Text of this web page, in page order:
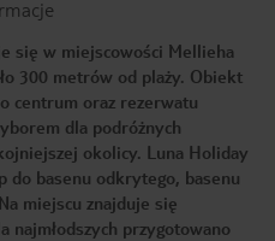
się w miejscowości Mellieha
300 metrów od plaży. Obiekt
centrum oraz rezerwatu
dla podróżnych
okolicy. Luna Holiday
do basenu odkrytego, basenu
miejscu znajduje się
najmłodszych przygotowano